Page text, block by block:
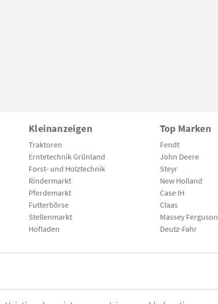
Kleinanzeigen
Traktoren
Erntetechnik Grünland
Forst- und Holztechnik
Rindermarkt
Pferdemarkt
Futterbörse
Stellenmarkt
Hofladen
Top Marken
Fendt
John Deere
Steyr
New Holland
Case IH
Claas
Massey Ferguson
Deutz-Fahr